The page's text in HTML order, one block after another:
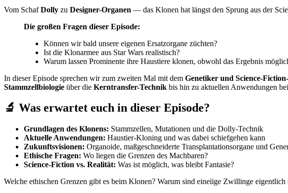
Vom SchafDolly zu Designer-Organen — das Klonen hat längst den Sprung aus der
Die großen Fragen dieser Episode:
Können wir bald unsere eigenen Ersatzorgane züchten?
Ist die Klonarmee aus Star Wars realistisch?
Warum lassen Prominente ihre Haustiere klonen, obwohl das Ergebnis
In dieser Episode sprechen wir zum zweiten Mal mit dem Genetiker und Science-
Stammzellbiologie über die Kerntransfer-Technik bis hin zu aktuellen Anwendungen
🔬 Was erwartet euch in dieser Episode?
Grundlagen des Klonens: Stammzellen, Mutationen und die Dolly-Technik
Aktuelle Anwendungen: Haustier-Kloning und was dabei schiefgehen kann
Zukunftsvisionen: Organoide, maßgeschneiderte Transplantationsorgane und
Ethische Fragen: Wo liegen die Grenzen des Machbaren?
Science-Fiction vs. Realität: Was ist möglich, was bleibt Fantasie?
Welche ethischen Grenzen gibt es beim Klonen? Warum sind eineiige Zwillinge